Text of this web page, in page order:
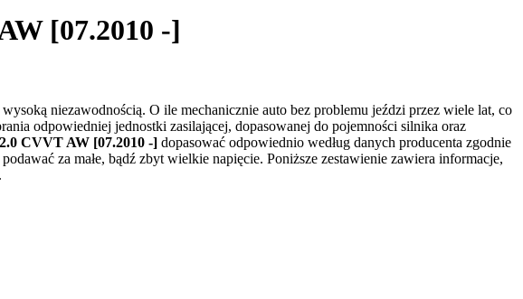
[07.2010 -]
niezawodnością. O ile mechanicznie auto bez problemu jeździ przez wiele lat, co
odpowiedniej jednostki zasilającej, dopasowanej do pojemności silnika oraz
CVVT AW [07.2010 -] dopasować odpowiednio według danych producenta zgodnie
za małe, bądź zbyt wielkie napięcie. Poniższe zestawienie zawiera informacje,